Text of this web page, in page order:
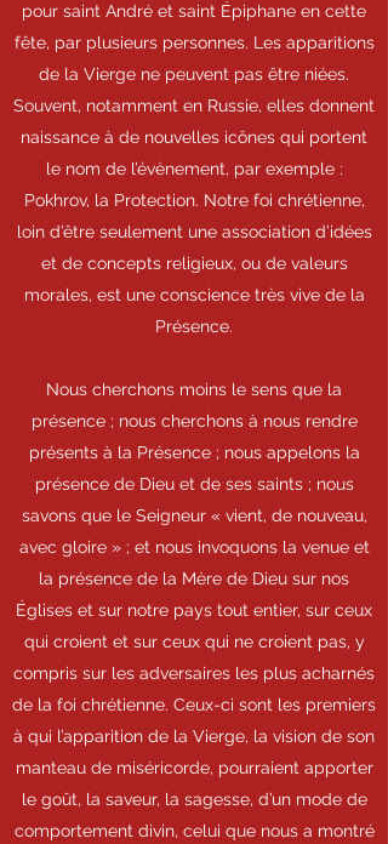
pour saint André et saint Épiphane en cette
fête, par plusieurs personnes. Les apparitions
de la Vierge ne peuvent pas être niées.
Souvent, notamment en Russie, elles donnent
naissance à de nouvelles icônes qui portent
le nom de l’évènement, par exemple :
Pokhrov, la Protection. Notre foi chrétienne,
loin d’être seulement une association d’idées
et de concepts religieux, ou de valeurs
morales, est une conscience très vive de la
Présence.
Nous cherchons moins le sens que la
présence ; nous cherchons à nous rendre
présents à la Présence ; nous appelons la
présence de Dieu et de ses saints ; nous
savons que le Seigneur « vient, de nouveau,
avec gloire » ; et nous invoquons la venue et
la présence de la Mère de Dieu sur nos
Églises et sur notre pays tout entier, sur ceux
qui croient et sur ceux qui ne croient pas, y
compris sur les adversaires les plus acharnés
de la foi chrétienne. Ceux-ci sont les premiers
à qui l’apparition de la Vierge, la vision de son
manteau de miséricorde, pourraient apporter
le goût, la saveur, la sagesse, d’un mode de
comportement divin, celui que nous a montré